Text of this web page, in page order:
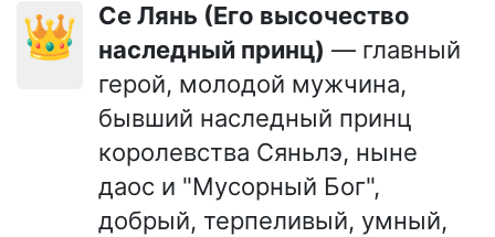
👑
Се Лянь (Его высочество
наследный принц) — главный
герой, молодой мужчина,
бывший наследный принц
королевства Сяньлэ, ныне
даос и "Мусорный Бог",
добрый, терпеливый, умный,